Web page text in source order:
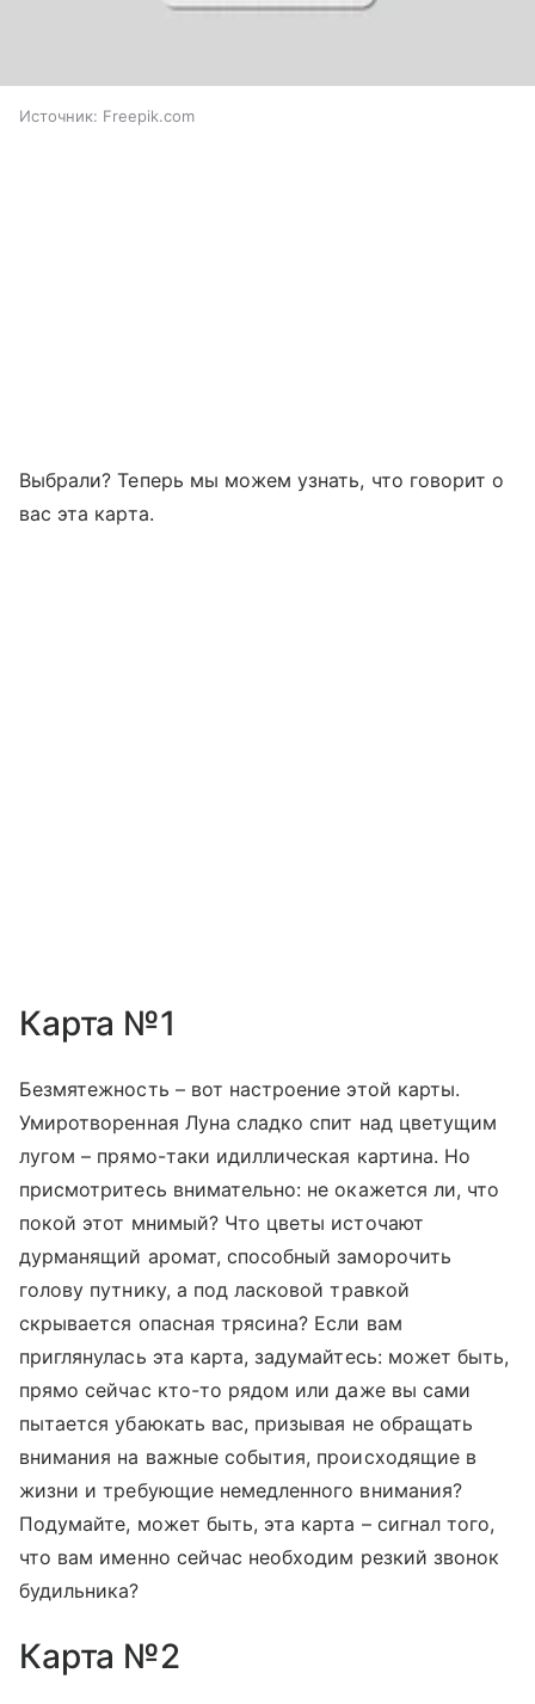
Источник: Freepik.com
Выбрали? Теперь мы можем узнать, что говорит о
вас эта карта.
Карта №1
Безмятежность – вот настроение этой карты.
Умиротворенная Луна сладко спит над цветущим
лугом – прямо-таки идиллическая картина. Но
присмотритесь внимательно: не окажется ли, что
покой этот мнимый? Что цветы источают
дурманящий аромат, способный заморочить
голову путнику, а под ласковой травкой
скрывается опасная трясина? Если вам
приглянулась эта карта, задумайтесь: может быть,
прямо сейчас кто-то рядом или даже вы сами
пытается убаюкать вас, призывая не обращать
внимания на важные события, происходящие в
жизни и требующие немедленного внимания?
Подумайте, может быть, эта карта – сигнал того,
что вам именно сейчас необходим резкий звонок
будильника?
Карта №2